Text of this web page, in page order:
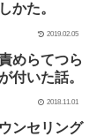
かた。
2019.02.05
めらてつら
付いた話。
2018.11.01
ンセリング